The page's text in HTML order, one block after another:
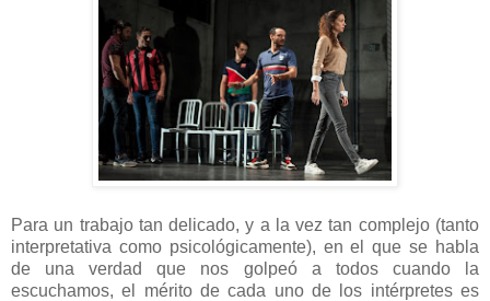
Para un trabajo tan delicado, y a la vez tan complejo (tanto
interpretativa como psicológicamente), en el que se habla
de una verdad que nos golpeó a todos cuando la
escuchamos, el mérito de cada uno de los intérpretes es